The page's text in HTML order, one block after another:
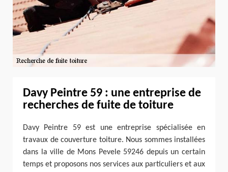
Davy Peintre 59 : une entreprise de
recherches de fuite de toiture
Davy Peintre 59 est une entreprise spécialisée en
travaux de couverture toiture. Nous sommes installées
dans la ville de Mons Pevele 59246 depuis un certain
temps et proposons nos services aux particuliers et aux